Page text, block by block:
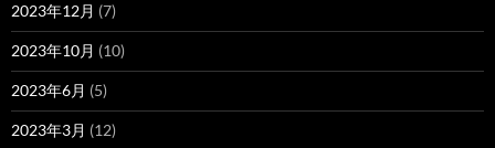
2023年12月 (7)
2023年10月 (10)
2023年6月 (5)
2023年3月 (12)